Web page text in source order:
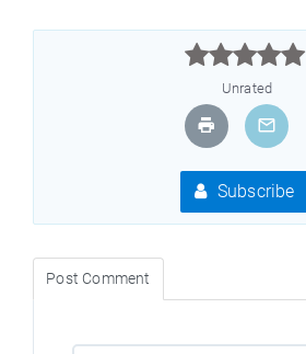



Unrated
Subscribe
Post Comment